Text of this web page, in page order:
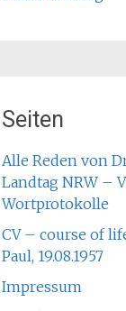
Seiten
Alle Reden von
Landtag NRW –
Wortprotokolle
CV – course of
Paul, 19.08.1957
Impressum